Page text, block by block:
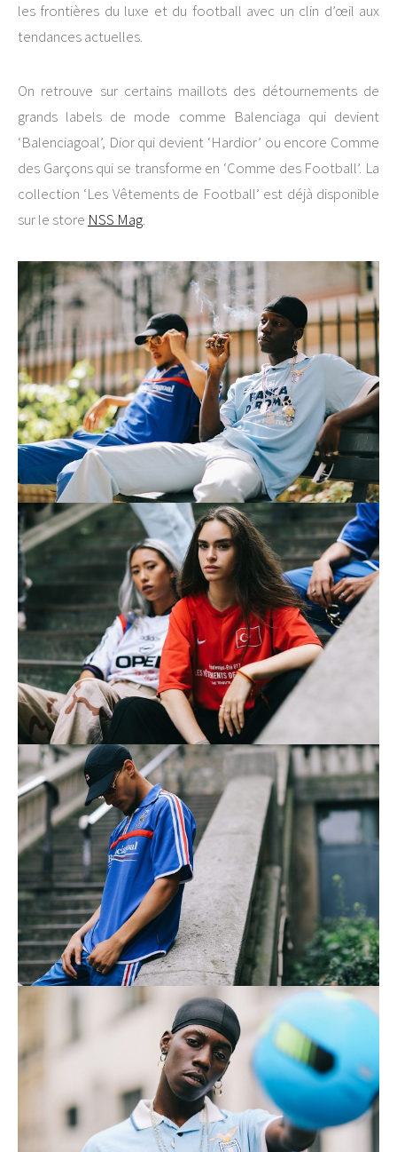
les frontières du luxe et du football avec un clin d’œil aux
tendances actuelles.
On retrouve sur certains maillots des détournements de
grands labels de mode comme Balenciaga qui devient
‘Balenciagoal’, Dior qui devient ‘Hardior’ ou encore Comme
des Garçons qui se transforme en ‘Comme des Football’. La
collection ‘Les Vêtements de Football’ est déjà disponible
sur le store NSS Mag.